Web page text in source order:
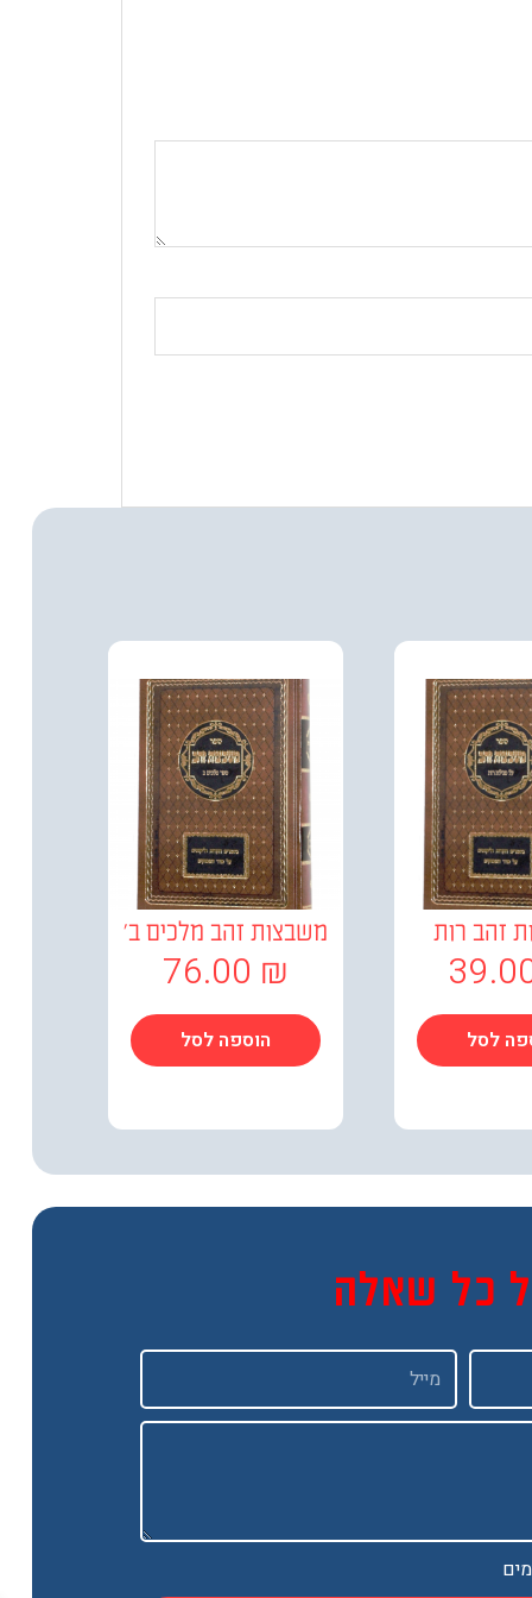
זהב רות
לסל
משבצות זהב מלכים ב'
76.00 ₪
הוספה לסל
כל שאלה
Email